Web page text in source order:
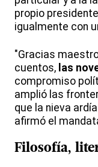
propio
igualmente con
"Gracias
cuentos, las
compromiso
amplió las
que la nieva
afirmó el
Filosofía,